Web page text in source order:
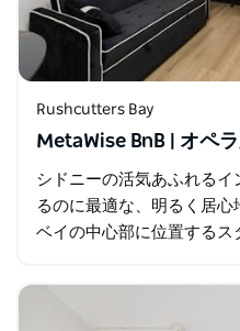
Rushcutters Bay
MetaWise BnB | オペ
シドニーの活気あふれる
るのに最適な、明るく居
ベイの中心部に位置するス
快適な空間は、交通機関